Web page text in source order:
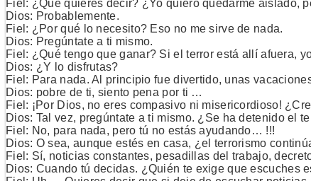
Fiel: ¿Qué quieres decir? ¿Yo quiero quedarme aislado,
Dios: Probablemente.
Fiel: ¿Por qué lo necesito? Eso no me sirve de nada.
Dios: Pregúntate a ti mismo.
Fiel: ¿Qué tengo que ganar? Si el terror está allí afuera,
Dios: ¿Y lo disfrutas?
Fiel: Para nada. Al principio fue divertido, unas
Dios: pobre de ti, siento pena por ti …
Fiel: ¡Por Dios, no eres compasivo ni misericordioso!
Dios: Tal vez, pregúntate a ti mismo. ¿Se ha detenido el
Fiel: No, para nada, pero tú no estás ayudando… !!!
Dios: O sea, aunque estés en casa, ¿el terrorismo
Fiel: Sí, noticias constantes, pesadillas del trabajo,
Dios: Cuando tú decidas. ¿Quién te exige que escuches